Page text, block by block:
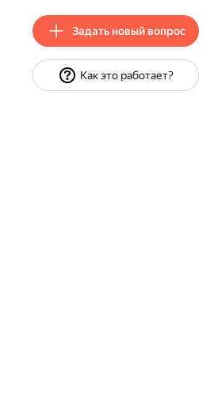
Задать новый вопрос
Как это работает?